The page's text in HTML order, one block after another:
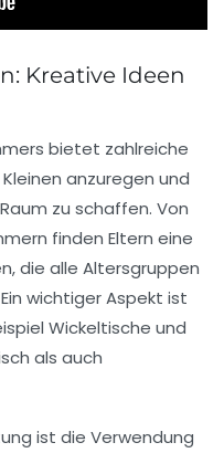
Kreative Ideen
bietet zahlreiche
anzuregen und
zu schaffen. Von
finden Eltern eine
die alle Altersgruppen
wichtiger Aspekt ist
Wickeltische und
als auch
ist die Verwendung